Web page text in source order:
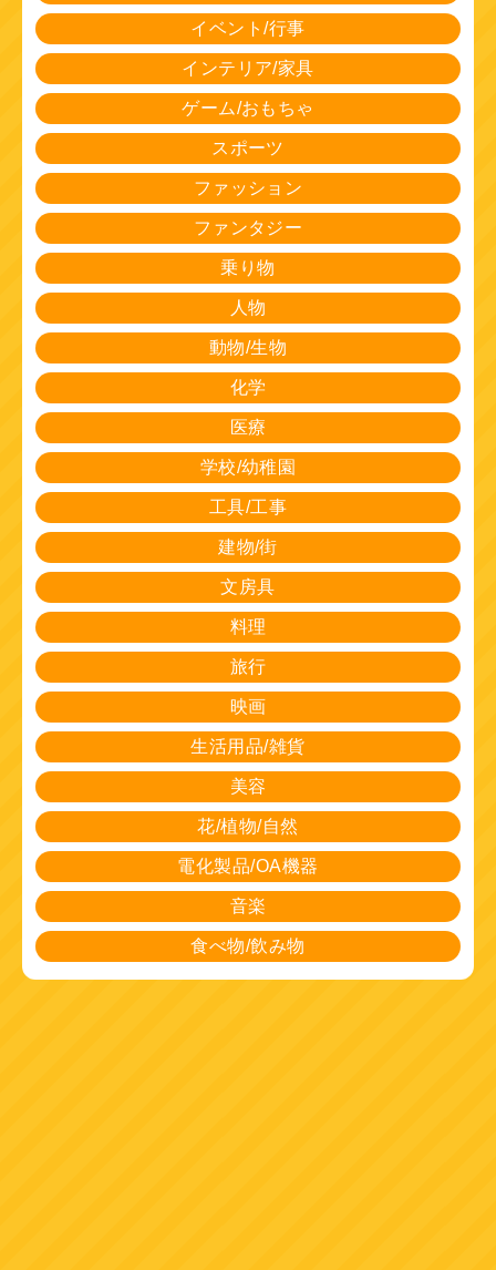
イベント/行事
インテリア/家具
ゲーム/おもちゃ
スポーツ
ファッション
ファンタジー
乗り物
人物
動物/生物
化学
医療
学校/幼稚園
工具/工事
建物/街
文房具
料理
旅行
映画
生活用品/雑貨
美容
花/植物/自然
電化製品/OA機器
音楽
食べ物/飲み物